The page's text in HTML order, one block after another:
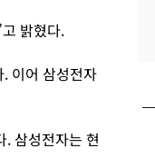
밝혔다.
이어 삼성전자
삼성전자는 현